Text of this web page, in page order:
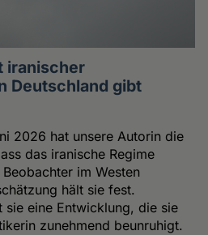
iranischer
Deutschland gibt
2026 hat unsere Autorin die
das iranische Regime
im Westen
hält sie fest.
eine Entwicklung, die sie
zunehmend beunruhigt.